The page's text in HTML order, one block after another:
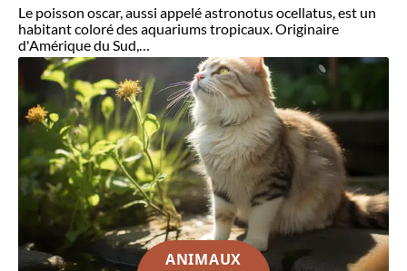
Le poisson oscar, aussi appelé astronotus ocellatus, est un
habitant coloré des aquariums tropicaux. Originaire
d'Amérique du Sud,
ANIMAUX